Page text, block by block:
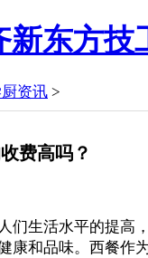
资讯 >
费高吗？
们生活水平的提高
康和品味。西餐作